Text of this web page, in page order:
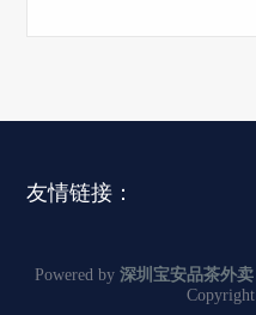
友情链接：
Powered by 深圳宝安品茶外卖
Copyright